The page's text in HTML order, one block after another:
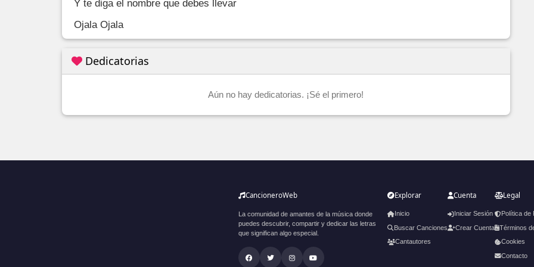
Y te diga el nombre que debes llevar
Ojala Ojala
Dedicatorias
Aún no hay dedicatorias. ¡Sé el primero!
CancioneroWeb
La comunidad de amantes de la música donde
puedes descubrir, compartir y dedicar las letras
que significan algo especial.
Explorar
Inicio
Buscar Canciones
Cantautores
Cuenta
Iniciar Sesión
Crear Cuenta
Legal
Política de
Términos
Cookies
Contacto